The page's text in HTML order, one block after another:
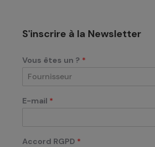
S'inscrire à la Newsletter
Vous êtes un ? *
Fournisseur
E-mail *
Accord RGPD *